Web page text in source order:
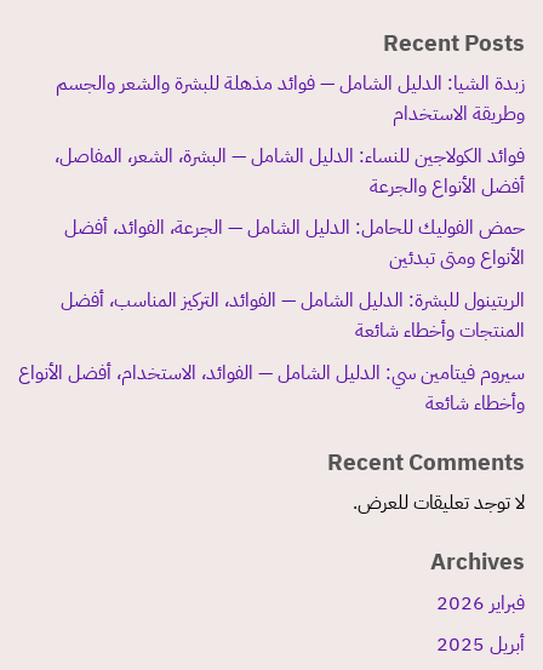
Recent Posts
زبدة الشيا: الدليل الشامل — فوائد مذهلة للبشرة والشعر والجسم
وطريقة الاستخدام
فوائد الكولاجين للنساء: الدليل الشامل — البشرة، الشعر، المفاصل،
أفضل الأنواع والجرعة
حمض الفوليك للحامل: الدليل الشامل — الجرعة، الفوائد، أفضل
الأنواع ومتى تبدئين
الريتينول للبشرة: الدليل الشامل — الفوائد، التركيز المناسب، أفضل
المنتجات وأخطاء شائعة
سيروم فيتامين سي: الدليل الشامل — الفوائد، الاستخدام، أفضل الأنواع
وأخطاء شائعة
Recent Comments
لا توجد تعليقات للعرض.
Archives
فبراير 2026
أبريل 2025